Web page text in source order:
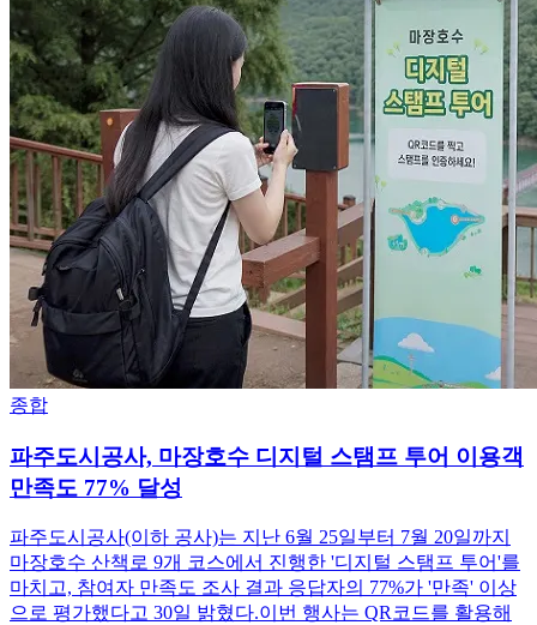
종합
파주도시공사, 마장호수 디지털 스탬프 투어 이용객
만족도 77% 달성
파주도시공사(이하 공사)는 지난 6월 25일부터 7월 20일까지
마장호수 산책로 9개 코스에서 진행한 '디지털 스탬프 투어'를
마치고, 참여자 만족도 조사 결과 응답자의 77%가 '만족' 이상
으로 평가했다고 30일 밝혔다.이번 행사는 QR코드를 활용해